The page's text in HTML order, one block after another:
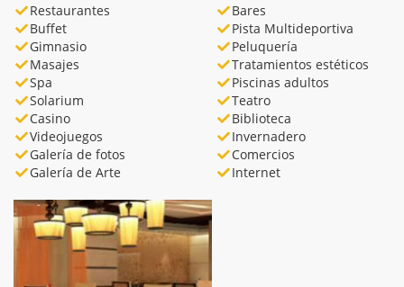
Restaurantes
Bares
Buffet
Pista Multideportiva
Gimnasio
Peluquería
Masajes
Tratamientos estéticos
Spa
Piscinas adultos
Solarium
Teatro
Casino
Biblioteca
Videojuegos
Invernadero
Galería de fotos
Comercios
Galería de Arte
Internet